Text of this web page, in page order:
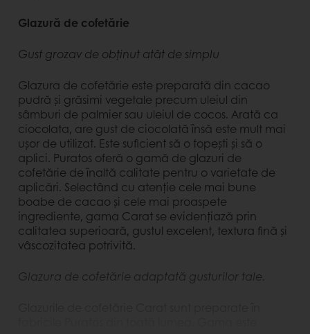
Glazură de cofetărie
Gust grozav de obținut atât de simplu
Glazura de cofetărie este preparată din cacao
pudră și grăsimi vegetale precum uleiul din
sâmburi de palmier sau uleiul de cocos. Arată ca
ciocolata, are gust de ciocolată însă este mult mai
ușor de utilizat. Este suficient să o topești și să o
aplici. Puratos oferă o gamă de glazuri de
cofetărie de înaltă calitate pentru o varietate de
aplicări. Selectând cu atenție cele mai bune
boabe de cacao și cele mai proaspete
ingrediente, gama Carat se evidențiază prin
calitatea superioară, gustul excelent, textura fină și
vâscozitatea potrivită.
Glazura de cofetărie adaptată gusturilor tale.